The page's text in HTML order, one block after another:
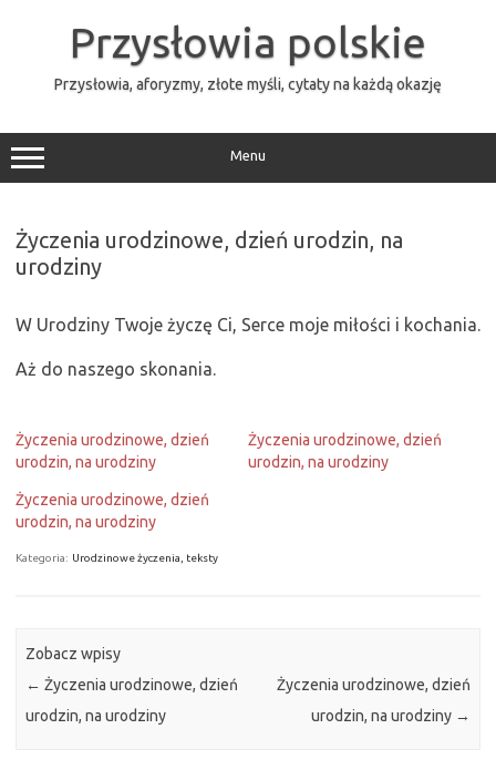
Przysłowia polskie
Przysłowia, aforyzmy, złote myśli, cytaty na każdą okazję
Menu
Życzenia urodzinowe, dzień urodzin, na
urodziny
W Urodziny Twoje życzę Ci, Serce moje miłości i kochania.
Aż do naszego skonania.
Życzenia urodzinowe, dzień
urodzin, na urodziny
Życzenia urodzinowe, dzień
urodzin, na urodziny
Życzenia urodzinowe, dzień
urodzin, na urodziny
Kategoria: Urodzinowe życzenia, teksty
Zobacz wpisy
← Życzenia urodzinowe, dzień
urodzin, na urodziny
Życzenia urodzinowe, dzień
urodzin, na urodziny →